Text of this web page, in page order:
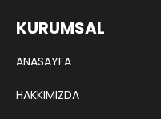
KURUMSAL
ANASAYFA
HAKKIMIZDA